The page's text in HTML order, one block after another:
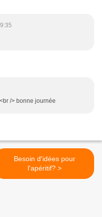
/> bonne journée
Besoin d'idées pour
l'apéritif? >